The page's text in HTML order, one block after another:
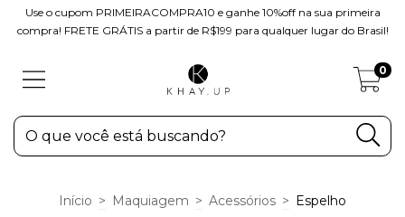
Use o cupom PRIMEIRACOMPRA10 e ganhe 10%off na sua primeira
compra! FRETE GRÁTIS a partir de R$199 para qualquer lugar do Brasil!
0
Início > Maquiagem > Acessórios > Espelho